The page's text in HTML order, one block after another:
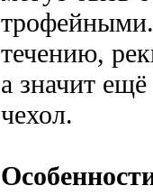
трофейными.
течению,
а значит
чехол.